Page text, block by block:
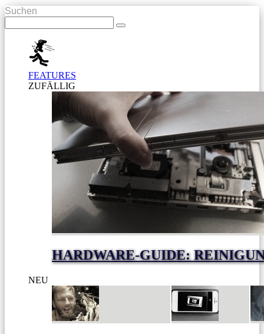
Suchen
FEATURES
ZUFÄLLIG
HARDWARE-GUIDE:
NEU